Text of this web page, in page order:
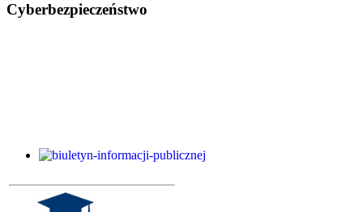
Cyberbezpieczeństwo